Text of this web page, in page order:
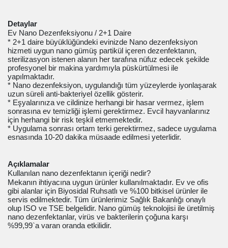
Detaylar
Ev Nano Dezenfeksiyonu / 2+1 Daire
* 2+1 daire büyüklüğündeki evinizde Nano dezenfeksiyon
hizmeti uygun nano gümüş partikül içeren dezenfektanın,
sterilizasyon istenen alanın her tarafına nüfuz edecek şekilde
profesyonel bir makina yardımıyla püskürtülmesi ile
yapılmaktadır.
* Nano dezenfeksiyon, uygulandığı tüm yüzeylerde iyonlaşarak
uzun süreli anti-bakteriyel özellik gösterir.
* Eşyalarınıza ve cildinize herhangi bir hasar vermez, işlem
sonrasına ev temizliği işlemi gerektirmez. Evcil hayvanlarınız
için herhangi bir risk teşkil etmemektedir.
* Uygulama sonrası ortam terki gerektirmez, sadece uygulama
esnasında 10-20 dakika müsaade edilmesi yeterlidir.
Açıklamalar
Kullanılan nano dezenfektanın içeriği nedir?
Mekanın ihtiyacına uygun ürünler kullanılmaktadır. Ev ve ofis
gibi alanlar için Biyosidal Ruhsatlı ve %100 bitkisel ürünler ile
servis edilmektedir. Tüm ürünlerimiz Sağlık Bakanlığı onaylı
olup ISO ve TSE belgelidir. Nano gümüş teknolojisi ile üretilmiş
nano dezenfektanlar, virüs ve bakterilerin çoğuna karşı
%99,99`a varan oranda etkilidir.